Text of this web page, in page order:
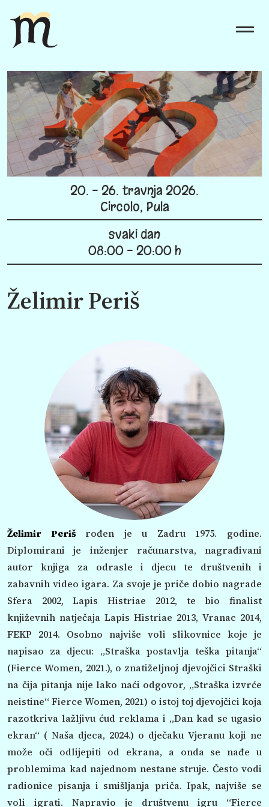
20. - 26. travnja 2026.
Circolo, Pula
svaki dan
08:00 - 20:00 h
Želimir Periš
Želimir Periš rođen je u Zadru 1975. godine.
Diplomirani je inženjer računarstva, nagrađivani
autor knjiga za odrasle i djecu te društvenih i
zabavnih video igara. Za svoje je priče dobio nagrade
Sfera 2002, Lapis Histriae 2012, te bio finalist
književnih natječaja Lapis Histriae 2013, Vranac 2014,
FEKP 2014. Osobno najviše voli slikovnice koje je
napisao za djecu: „Straška postavlja teška pitanja“
(Fierce Women, 2021.), o znatiželjnoj djevojčici Straški
na čija pitanja nije lako naći odgovor, „Straška izvrće
neistine“ Fierce Women, 2021) o istoj toj djevojčici koja
razotkriva lažljivu ćud reklama i „Dan kad se ugasio
ekran“ ( Naša djeca, 2024.) o dječaku Vjeranu koji ne
može oči odlijepiti od ekrana, a onda se nađe u
problemima kad najednom nestane struje. Često vodi
radionice pisanja i smišljanja priča. Ipak, najviše se
voli igrati. Napravio je društvenu igru “Fierce